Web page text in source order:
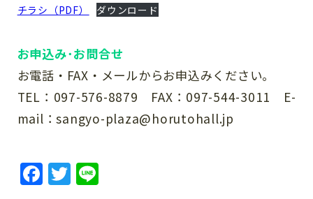
チラシ（PDF） ダウンロード
お申込み･お問合せ
お電話・FAX・メールからお申込みください。
TEL：097-576-8879 FAX：097-544-3011 E-
mail：sangyo-plaza@horutohall.jp
F T Li